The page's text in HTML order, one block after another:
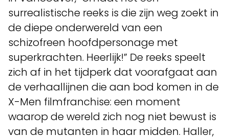
surrealistische reeks is die zijn weg zoekt in
de diepe onderwereld van een
schizofreen hoofdpersonage met
superkrachten. Heerlijk!” De reeks speelt
zich af in het tijdperk dat voorafgaat aan
de verhaallijnen die aan bod komen in de
X-Men filmfranchise: een moment
waarop de wereld zich nog niet bewust is
van de mutanten in haar midden. Haller,